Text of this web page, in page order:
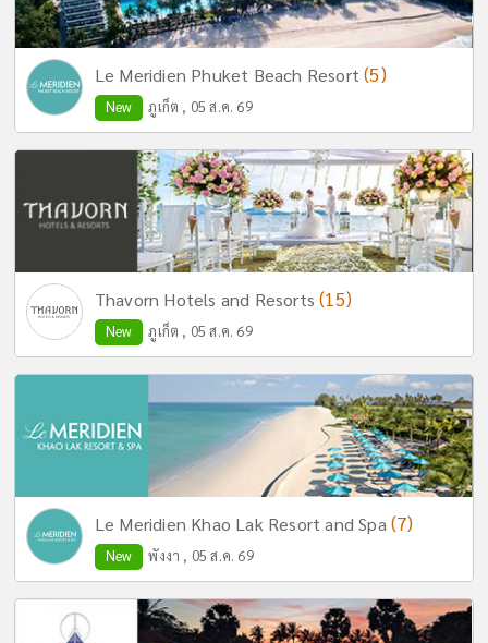
Le Meridien Phuket Beach Resort(5)
New ภูเก็ต , 05 ส.ค. 69
Thavorn Hotels and Resorts(15)
New ภูเก็ต , 05 ส.ค. 69
Le Meridien Khao Lak Resort and Spa (7)
New พังงา , 05 ส.ค. 69